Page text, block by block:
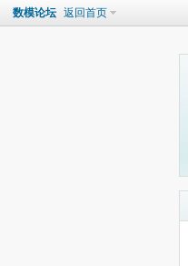
数模论坛 返回首页